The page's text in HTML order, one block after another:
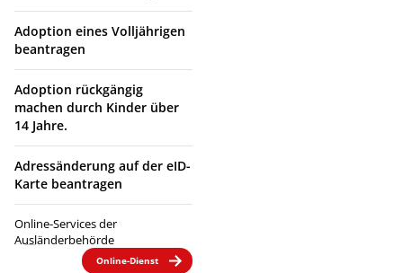
Adoption eines Volljährigen
beantragen
Adoption rückgängig
machen durch Kinder über
14 Jahre.
Adressänderung auf der eID-
Karte beantragen
Online-Services der
Ausländerbehörde
Online-Dienst